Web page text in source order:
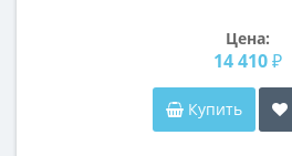
Цена:
14 410 ₽
Купить